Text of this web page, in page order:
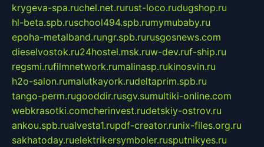
krygeva-spa.ruchel.net.rurust-loco.rudugshop.ru
hl-beta.spb.ruschool494.spb.rumymubaby.ru
epoha-metalband.rungr.spb.rurusgosnews.com
dieselvostok.ru24hostel.msk.ruw-dev.ruf-ship.ru
regsmi.rufilmnetwork.rumalinasp.rukinosvin.ru
h2o-salon.rumalutkayork.rudeltaprim.spb.ru
tango-perm.rugooddir.rusgv.sumultiki-online.com
webkrasotki.comcherinvest.rudetskiy-ostrov.ru
ankou.spb.rualvesta1.rupdf-creator.runix-files.org.ru
sakhatoday.ruelektrikersymboler.rusputnikyes.ru